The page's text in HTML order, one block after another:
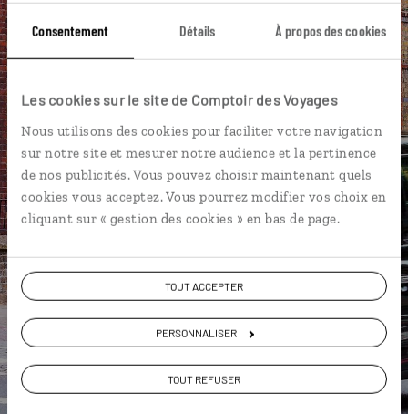
Consentement Détails À propos des cookies
Les cookies sur le site de Comptoir des Voyages
Nous utilisons des cookies pour faciliter votre navigation
sur notre site et mesurer notre audience et la pertinence
de nos publicités. Vous pouvez choisir maintenant quels
cookies vous acceptez. Vous pourrez modifier vos choix en
cliquant sur « gestion des cookies » en bas de page.
TOUT ACCEPTER
PERSONNALISER
TOUT REFUSER